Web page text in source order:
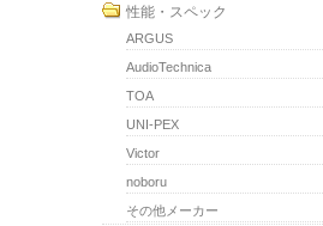
性能・スペック
ARGUS
AudioTechnica
TOA
UNI-PEX
Victor
noboru
その他メーカー